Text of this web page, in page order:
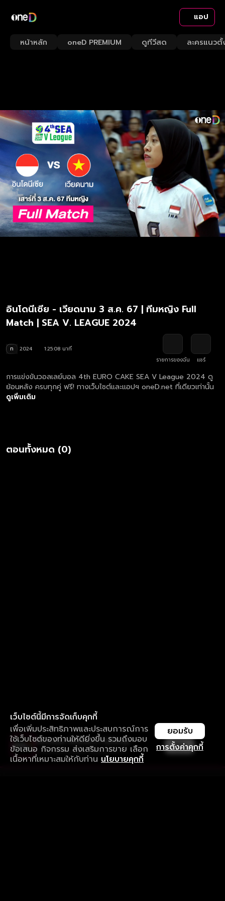
แอป
หน้าหลัก oneD PREMIUM ดูทีวีสด ละครแนวตั้
อินโดนีเซีย - เวียดนาม 3 ส.ค. 67 | ทีมหญิง Full
Match | SEA V. LEAGUE 2024
ท 2024
1:25:08 นาที
รายการของฉัน
แชร์
การแข่งขันวอลเลย์บอล 4th EURO CAKE SEA V League 2024 ดู
ย้อนหลัง ครบทุกคู่ ฟรี! ทางเว็บไซต์และแอปฯ oneD.net ที่เดียวเท่านั้น
ดูเพิ่มเติม
ตอนทั้งหมด (0)
เว็บไซต์นี้มีการจัดเก็บคุกกี้
เพื่อเพิ่มประสิทธิภาพและประสบการณ์การ
ใช้เว็บไซต์ของท่านให้ดียิ่งขึ้น รวมถึงมอบ
ข้อเสนอ กิจกรรม ส่งเสริมการขาย เลือก
เนื้อหาที่เหมาะสมให้กับท่าน นโยบายคุกกี้
การตั้งค่าคุกกี้
ยอมรับ
ใช้งานแอป ลื่นไหลกว่า ไม่มีสะดุด
ดาวน์โหลดแอปเพื่อการรับชมที่ดีกว่า เปิด